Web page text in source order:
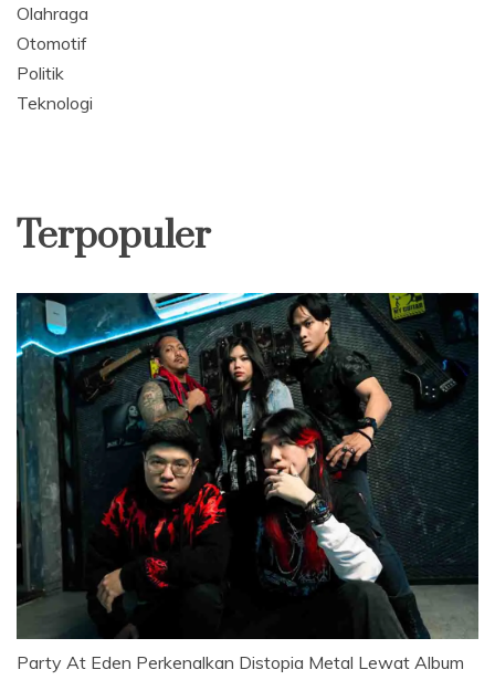
Olahraga
Otomotif
Politik
Teknologi
Terpopuler
Party At Eden Perkenalkan Distopia Metal Lewat Album